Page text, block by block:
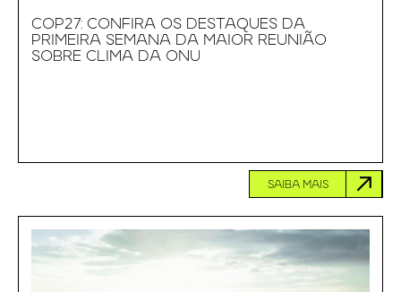
COP27: CONFIRA OS DESTAQUES DA
PRIMEIRA SEMANA DA MAIOR REUNIÃO
SOBRE CLIMA DA ONU
SAIBA MAIS